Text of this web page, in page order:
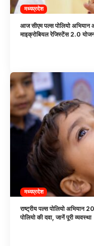
मध्यप्रदेश
आज सीएम पल्स पोलियो
माइक्रोबियल रेजिस्टेंस 2.0
मध्यप्रदेश
राष्ट्रीय पल्स पोलियो अभियान
पोलियो की दवा, जानें पूरी व्यवस्था